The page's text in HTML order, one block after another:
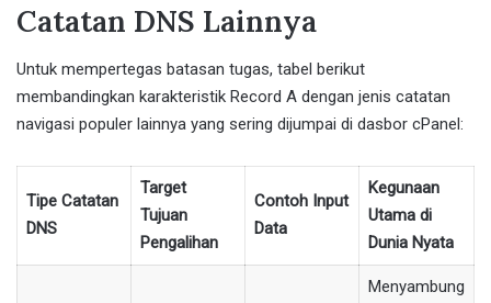
Catatan DNS Lainnya
Untuk mempertegas batasan tugas, tabel berikut
membandingkan karakteristik Record A dengan jenis catatan
navigasi populer lainnya yang sering dijumpai di dasbor cPanel:
Tipe Catatan
DNS
Target
Tujuan
Pengalihan
Contoh Input
Data
Kegunaan
Utama di
Dunia Nyata
Menyambung